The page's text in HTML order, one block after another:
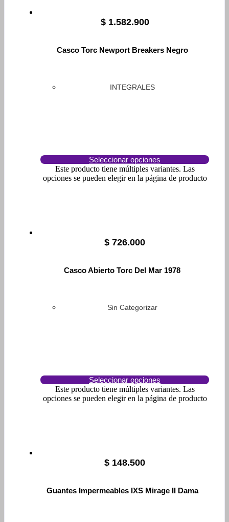
$1.582.900
Casco Torc Newport Breakers Negro
INTEGRALES
Seleccionar opciones
Este producto tiene múltiples variantes. Las
opciones se pueden elegir en la página de producto
$ 726.000
Casco Abierto Torc Del Mar 1978
Sin Categorizar
Seleccionar opciones
Este producto tiene múltiples variantes. Las
opciones se pueden elegir en la página de producto
$ 148.500
Guantes Impermeables IXS Mirage II Dama